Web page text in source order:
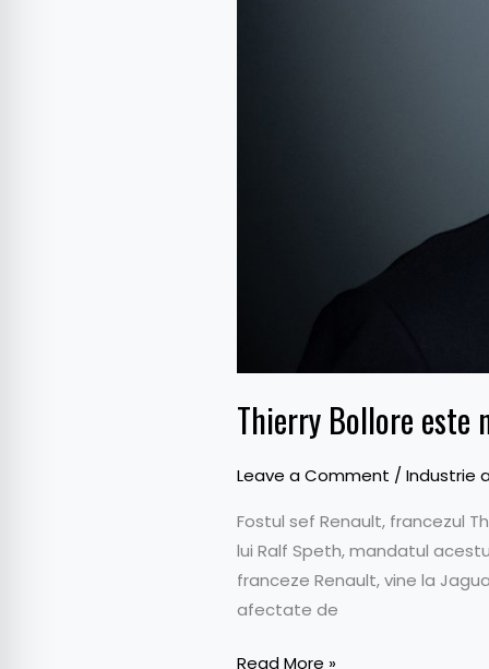
Thierry Bollore este
Leave a Comment /Industrie
Fostul sef Renault, francezul
lui Ralf Speth, mandatul
franceze Renault, vine la
afectate de
Read More »